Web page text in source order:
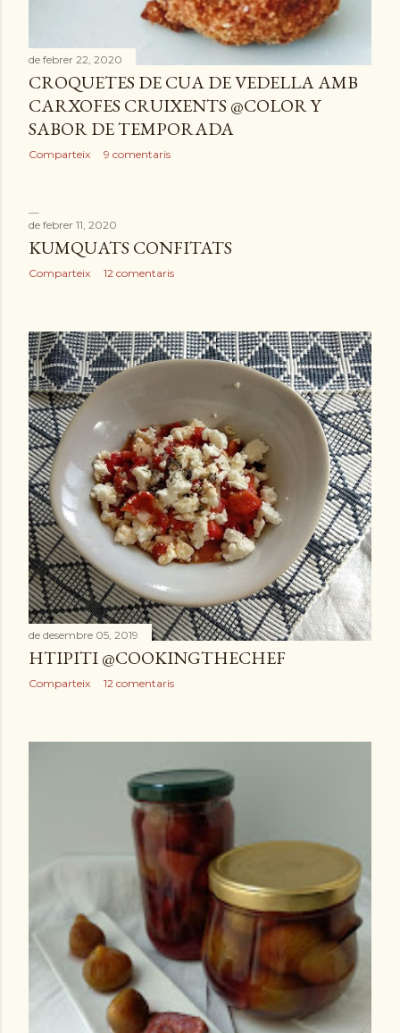
de febrer 22, 2020
CROQUETES DE CUA DE VEDELLA AMB
CARXOFES CRUIXENTS @COLOR Y
SABOR DE TEMPORADA
Comparteix 9 comentaris
de febrer 11, 2020
KUMQUATS CONFITATS
Comparteix 12 comentaris
de desembre 05, 2019
HTIPITI @COOKINGTHECHEF
Comparteix 12 comentaris